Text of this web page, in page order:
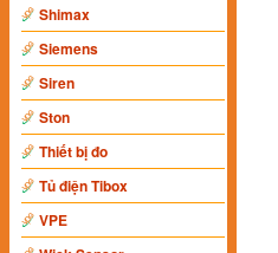
Shimax
Siemens
Siren
Ston
Thiết bị đo
Tủ điện Tibox
VPE